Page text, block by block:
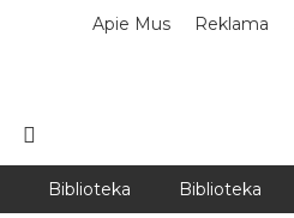
Apie Mus Reklama
Biblioteka Biblioteka